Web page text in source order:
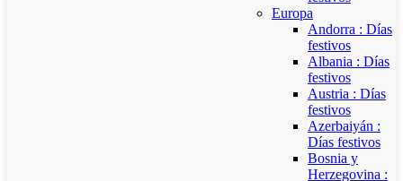
Europa
Andorra : Días
festivos
Albania : Días
festivos
Austria : Días
festivos
Azerbaiyán :
Días festivos
Bosnia y
Herzegovina :